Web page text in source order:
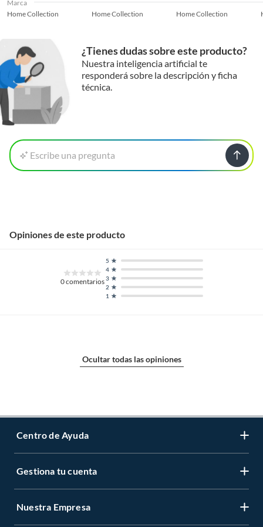
Marca
Home Collection
Home Collection Home Collection
¿Tienes dudas sobre este producto?
Nuestra inteligencia artificial te
responderá sobre la descripción y ficha
técnica.
Escribe una pregunta
Opiniones de este producto
0comentarios
1
2
3
4
5
Ocultar todas las opiniones
Centro de Ayuda
Servicio al Cliente
Gestiona tu cuenta
Gestiona tu cuenta
Nuestra Empresa